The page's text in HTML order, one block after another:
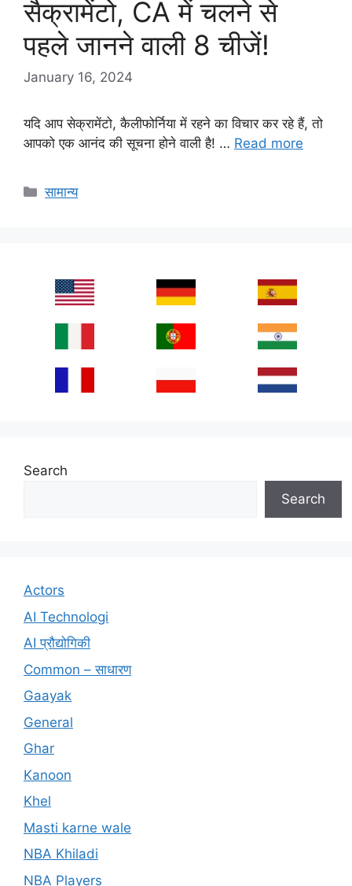
सैक्रामेंटो, CA में चलने से
पहले जानने वाली 8 चीजें!
January 16, 2024
यदि आप सेक्रामेंटो, कैलीफोर्निया में रहने का विचार कर रहे हैं, तो
आपको एक आनंद की सूचना होने वाली है! … Read more
Categories
सामान्य
Search
Search
Actors
AI Technologi
AI प्रौद्योगिकी
Common – साधारण
Gaayak
General
Ghar
Kanoon
Khel
Masti karne wale
NBA Khiladi
NBA Players